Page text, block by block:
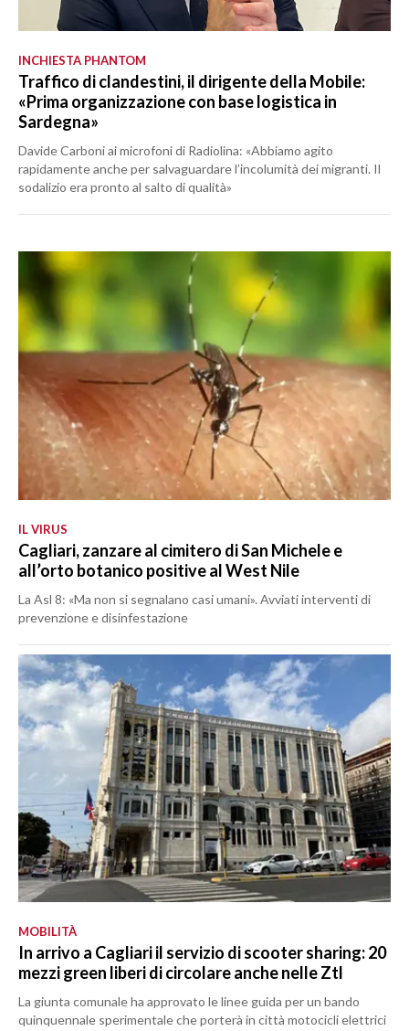
INCHIESTA PHANTOM
Traffico di clandestini, il dirigente della Mobile:
«Prima organizzazione con base logistica in
Sardegna»
Davide Carboni ai microfoni di Radiolina: «Abbiamo agito
rapidamente anche per salvaguardare l’incolumità dei migranti. Il
sodalizio era pronto al salto di qualità»
IL VIRUS
Cagliari, zanzare al cimitero di San Michele e
all’orto botanico positive al West Nile
La Asl 8: «Ma non si segnalano casi umani». Avviati interventi di
prevenzione e disinfestazione
MOBILITÀ
In arrivo a Cagliari il servizio di scooter sharing: 20
mezzi green liberi di circolare anche nelle Ztl
La giunta comunale ha approvato le linee guida per un bando
quinquennale sperimentale che porterà in città motocicli elettrici